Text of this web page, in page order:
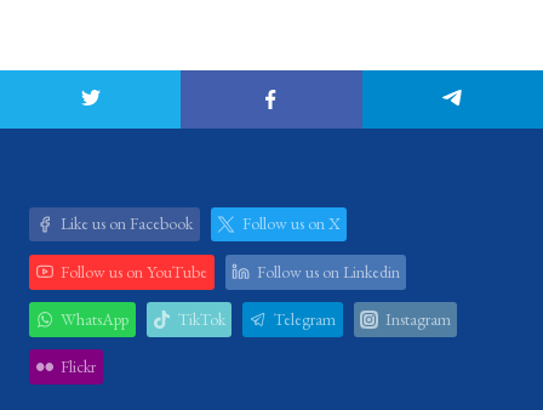
Like us on Facebook Follow us on X
Follow us on YouTube Follow us on Linkedin
WhatsApp TikTok Telegram Instagram
Flickr